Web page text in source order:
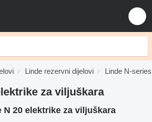
Linde rezervni dijelovi Linde N-
za viljuškara
N 20 elektrike za viljuškara